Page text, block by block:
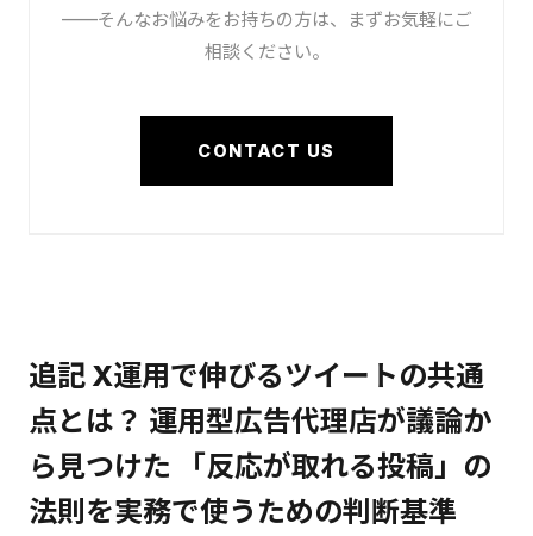
——そんなお悩みをお持ちの方は、まずお気軽にご
相談ください。
CONTACT US
追記 X運用で伸びるツイートの共通
点とは？ 運用型広告代理店が議論か
ら見つけた 「反応が取れる投稿」の
法則を実務で使うための判断基準